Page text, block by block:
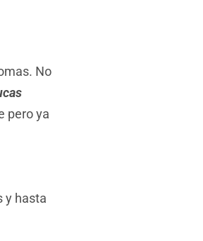
No
pero ya
y hasta